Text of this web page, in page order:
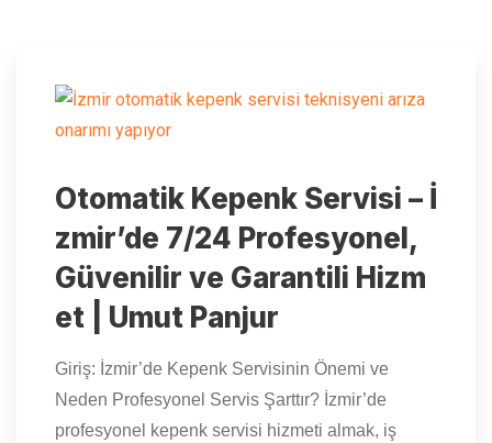
Otomatik Kepenk Servisi – İ
zmir’de 7/24 Profesyonel,
Güvenilir ve Garantili Hizm
et | Umut Panjur
Giriş: İzmir’de Kepenk Servisinin Önemi ve
Neden Profesyonel Servis Şarttır? İzmir’de
profesyonel kepenk servisi hizmeti almak, iş